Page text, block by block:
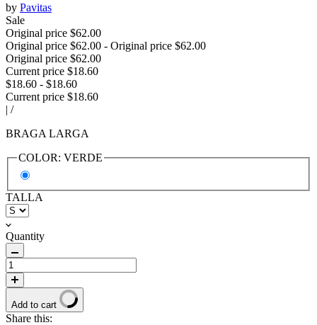
by Pavitas
Sale
Original price $62.00
Original price $62.00 - Original price $62.00
Original price $62.00
Current price $18.60
$18.60 - $18.60
Current price $18.60
| /
BRAGA LARGA
COLOR: VERDE
TALLA
Quantity
Add to cart
Share this: